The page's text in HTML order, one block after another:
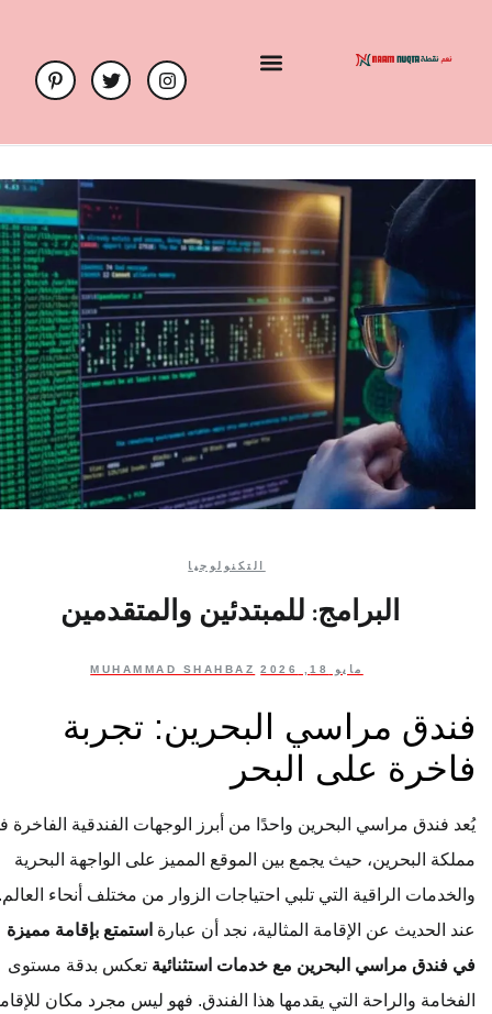
التكنولوجيا
البرامج: للمبتدئين والمتقدمين
مايو 18, 2026 MUHAMMAD SHAHBAZ
فندق مراسي البحرين: تجربة
فاخرة على البحر
يُعد فندق مراسي البحرين واحدًا من أبرز الوجهات الفندقية الفاخرة في
مملكة البحرين، حيث يجمع بين الموقع المميز على الواجهة البحرية
والخدمات الراقية التي تلبي احتياجات الزوار من مختلف أنحاء العالم.
عند الحديث عن الإقامة المثالية، نجد أن عبارة استمتع بإقامة مميزة
في فندق مراسي البحرين مع خدمات استثنائيةتعكس بدقة مستوى
الفخامة والراحة التي يقدمها هذا الفندق. فهو ليس مجرد مكان للإقامة،